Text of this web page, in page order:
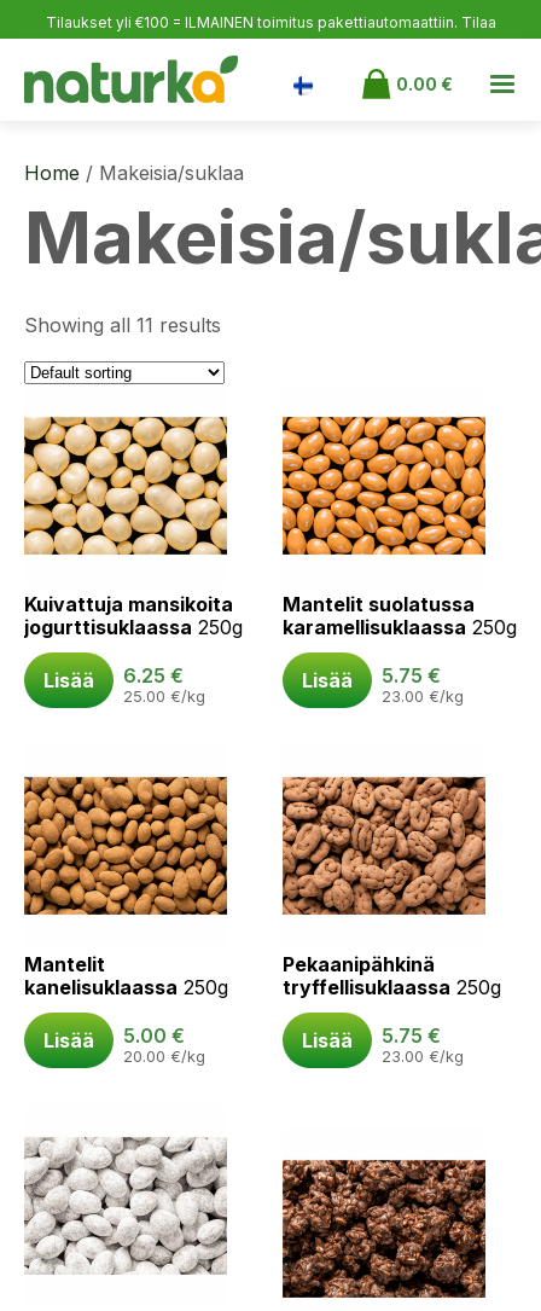
Tilaukset yli €100 = ILMAINEN toimitus pakettiautomaattiin. Tilaa
0.00€
Home / Makeisia/suklaa
Makeisia/
Showing all 11 results
Kuivattuja mansikoita
jogurttisuklaassa 250g
Lisää 6.25 €
25.00 €/kg
Mantelit suolatussa
karamellisuklaassa 250g
Lisää 5.75 €
23.00 €/kg
Mantelit
kanelisuklaassa 250g
Lisää 5.00 €
20.00 €/kg
Pekaanipähkinä
tryffellisuklaassa 250g
Lisää 5.75 €
23.00 €/kg